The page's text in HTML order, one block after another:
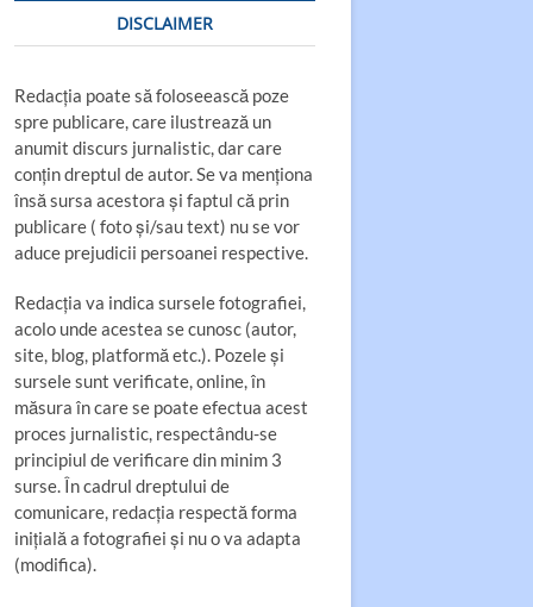
DISCLAIMER
Redacția poate să foloseească poze
spre publicare, care ilustrează un
anumit discurs jurnalistic, dar care
conțin dreptul de autor. Se va menționa
însă sursa acestora și faptul că prin
publicare ( foto și/sau text) nu se vor
aduce prejudicii persoanei respective.
Redacția va indica sursele fotografiei,
acolo unde acestea se cunosc (autor,
site, blog, platformă etc.). Pozele și
sursele sunt verificate, online, în
măsura în care se poate efectua acest
proces jurnalistic, respectându-se
principiul de verificare din minim 3
surse. În cadrul dreptului de
comunicare, redacția respectă forma
inițială a fotografiei și nu o va adapta
(modifica).